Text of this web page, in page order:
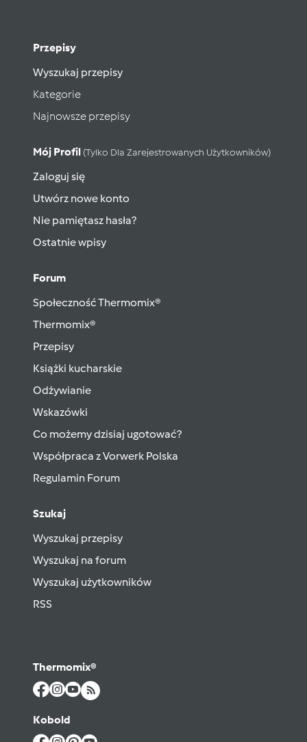
Przepisy
Wyszukaj przepisy
Kategorie
Najnowsze przepisy
Mój Profil (tylko Dla Zarejestrowanych Użytkowników)
Zaloguj się
Utwórz nowe konto
Nie pamiętasz hasła?
Ostatnie wpisy
Forum
Społeczność Thermomix®
Thermomix®
Przepisy
Książki kucharskie
Odżywianie
Wskazówki
Co możemy dzisiaj ugotować?
Współpraca z Vorwerk Polska
Regulamin Forum
Szukaj
Wyszukaj przepisy
Wyszukaj na forum
Wyszukaj użytkowników
RSS
Thermomix®
Kobold